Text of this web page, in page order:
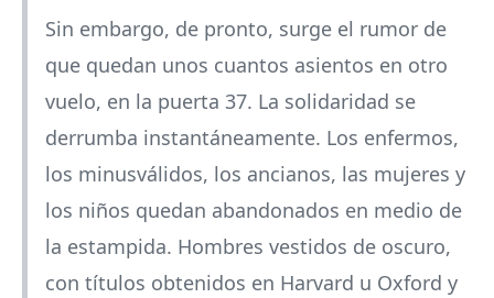
Sin embargo, de pronto, surge el rumor de
que quedan unos cuantos asientos en otro
vuelo, en la puerta 37. La solidaridad se
derrumba instantáneamente. Los enfermos,
los minusválidos, los ancianos, las mujeres y
los niños quedan abandonados en medio de
la estampida. Hombres vestidos de oscuro,
con títulos obtenidos en Harvard u Oxford y